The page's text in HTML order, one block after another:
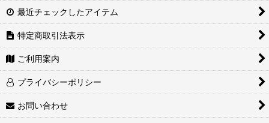
最近チェックしたアイテム
特定商取引法表示
ご利用案内
プライバシーポリシー
お問い合わせ